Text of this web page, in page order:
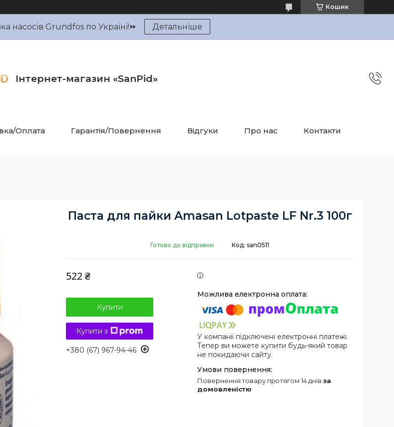
Кошик
насосів Grundfos по Україні!⏩ Детальніше
Інтернет-магазин «SanPid»
Оплата Гарантія/Повернення Відгуки Про нас Контакти
Паста для пайки Amasan Lotpaste LF Nr.3 100г
Готово до відправки Код: san0511
522 ₴
Купити
Купити з
+380 (67) 967-94-46
У компанії підключені електронні платежі.
Тепер ви можете купити будь-який товар
не покидаючи сайту.
повернення товару протягом 14 днів за
домовленістю